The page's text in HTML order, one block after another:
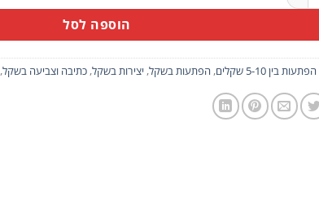
הוספה לסל
הפתעות בין 5-10 שקלים , הפתעות בשקל, יצירות בשקל, כתיבה וצביעה בשקל,